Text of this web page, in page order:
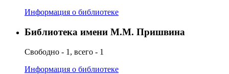
Информация о библиотеке
Библиотека имени М.М. Пришвина
Свободно - 1, всего - 1
Информация о библиотеке